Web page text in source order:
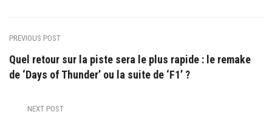
PREVIOUS POST
Quel retour sur la piste sera le plus rapide : le remake
de ‘Days of Thunder’ ou la suite de ‘F1’ ?
NEXT POST